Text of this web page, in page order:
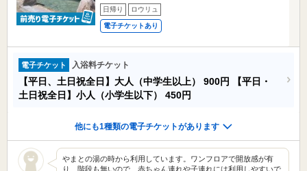
日帰り ロウリュ
電子チケットあり
電子チケット 入浴料チケット
【平日、土日祝全日】大人（中学生以上） 900円
【平日・
土日祝全日】小人（小学生以下） 450円
他にも1種類の電子チケットがあります
やまとの湯の時から利用しています。ワンフロアで開放感が有
り、階段も無いので、赤ちゃん連れや子連れには利用しやすいで